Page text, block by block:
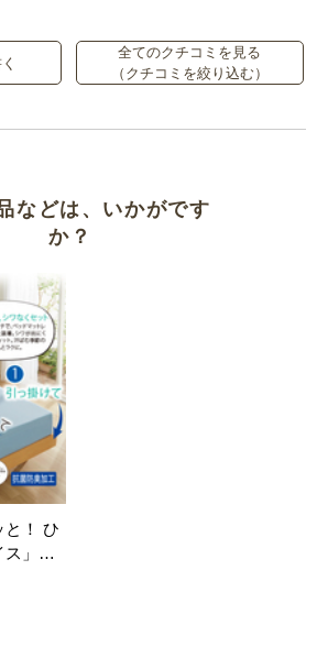
全てのクチコミを見る
（クチコミを絞り込む）
などは、いかがです
か？
と！ ひ
ス」シ